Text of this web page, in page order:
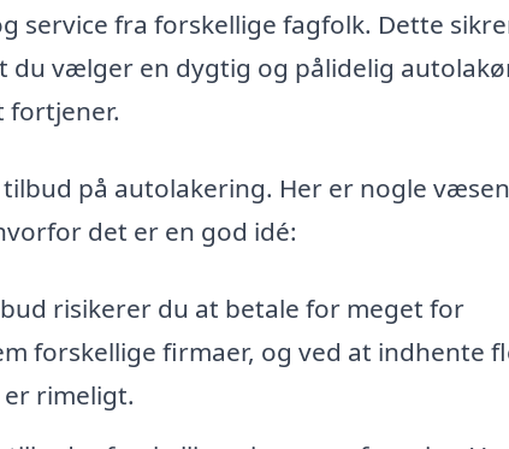
service fra forskellige fagfolk. Dette
du vælger en dygtig og pålidelig
fortjener.
på autolakering. Her er nogle
det er en god idé:
risikerer du at betale for meget for
forskellige firmaer, og ved at indhente
rimeligt.